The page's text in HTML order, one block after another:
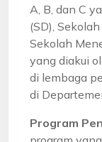
A, B, dan C
(SD),
Sekolah
yang diakui
di lembaga
di
Program